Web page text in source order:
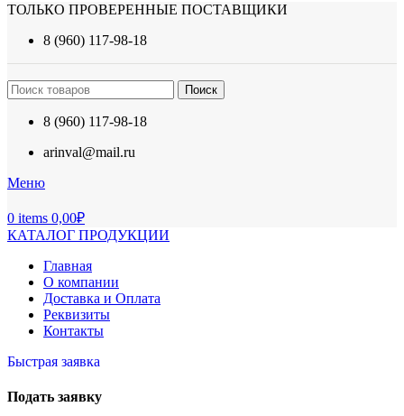
ТОЛЬКО ПРОВЕРЕННЫЕ ПОСТАВЩИКИ
8 (960) 117-98-18
Поиск
8 (960) 117-98-18
arinval@mail.ru
Меню
0 items 0,00₽
КАТАЛОГ ПРОДУКЦИИ
Главная
О компании
Доставка и Оплата
Реквизиты
Контакты
Быстрая заявка
Подать заявку